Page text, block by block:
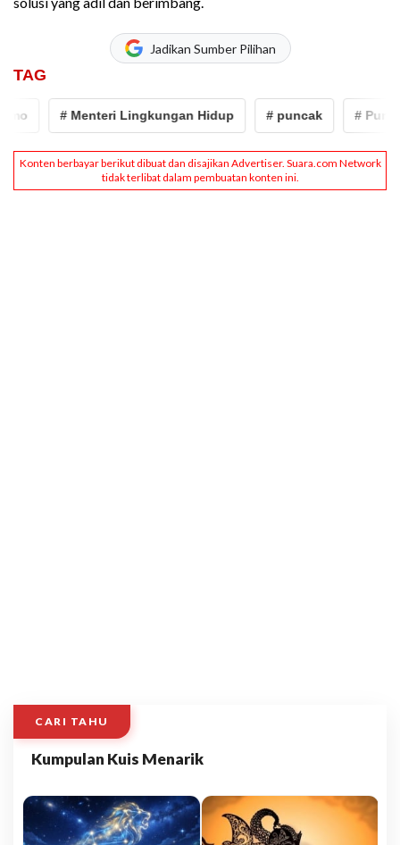
Jadikan Sumber Pilihan
TAG
# Menteri Lingkungan Hidup # puncak #
CARI TAHU
Kumpulan Kuis Menarik